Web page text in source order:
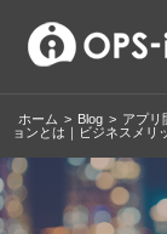
ホーム > Blog > アプリ
ョンとは｜ビジネスメリ